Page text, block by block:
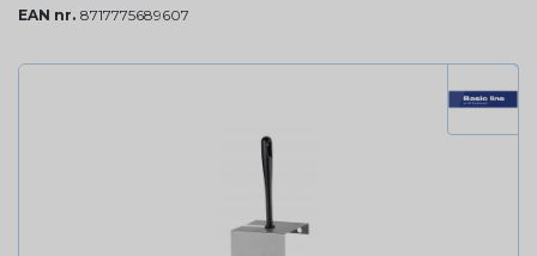
EAN nr. 8717775689607